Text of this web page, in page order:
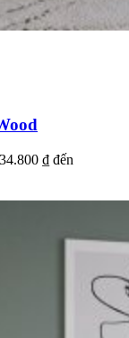
₫ đến